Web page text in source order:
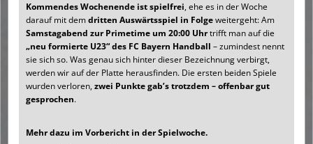
Kommendes Wochenende ist spielfrei, ehe es in der Woche
darauf mit demdritten Auswärtsspiel in Folgeweitergeht: Am
Samstagabend zur Primetime um 20:00 Uhrtrifft man auf die
„neu formierte U23“ des FC Bayern Handball – zumindest nennt
sie sich so. Was genau sich hinter dieser Bezeichnung verbirgt,
werden wir auf der Platte herausfinden. Die ersten beiden Spiele
wurden verloren, zwei Punkte gab’s trotzdem – offenbar gut
gesprochen.
Mehr dazu im Vorbericht in der Spielwoche.